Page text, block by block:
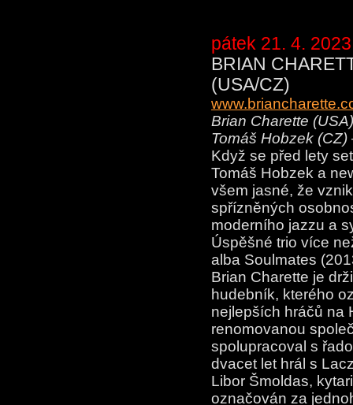
pátek 21. 4.
BRIAN
(USA/CZ)
Brian Charette
Tomáš Hobzek (CZ)
Když se před lety
Tomáš Hobzek a
všem jasné, že
spřízněných
moderního jazzu a
Úspěšné trio více
alba Soulmates
Brian Charette je
hudebník, kterého
nejlepších hráčů na
renomovanou
spolupracoval s
dvacet let hrál s
Libor Šmoldas,
označován za